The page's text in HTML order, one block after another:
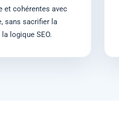
et cohérentes avec
sans sacrifier la
logique SEO.